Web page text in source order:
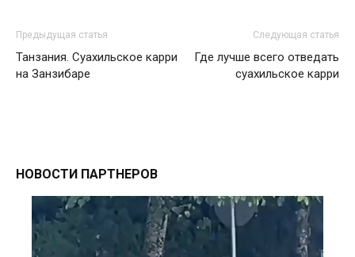
Предыдущая статья
Танзания. Суахильское карри
на Занзибаре
Следующая статья
Где лучше всего отведать
суахильское карри
НОВОСТИ ПАРТНЕРОВ